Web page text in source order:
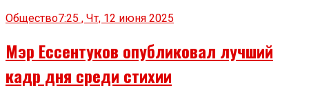
Общество7:25 , Чт, 12 июня 2025
Мэр Ессентуков опубликовал лучший
кадр дня среди стихии